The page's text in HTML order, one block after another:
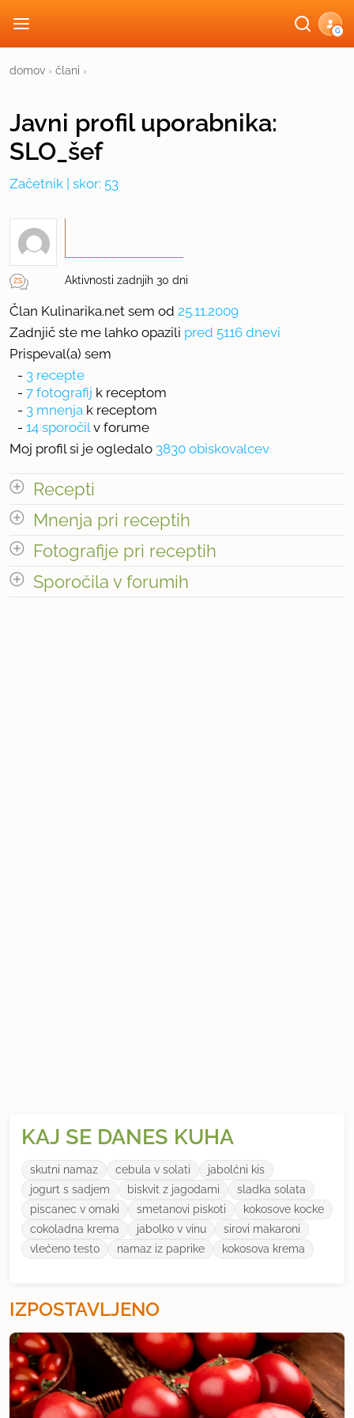
G
domov › člani ›
Javni profiluporabnika:
SLO_šef
Začetnik | skor: 53
Aktivnosti zadnjih 30 dni
Član Kulinarika.net sem od 25.11.2009
Zadnjič ste me lahko opazili pred 5116 dnevi
Prispeval(a) sem
- 3 recepte
- 7 fotografij k receptom
- 3 mnenja k receptom
- 14 sporočil v forume
Moj profil si je ogledalo 3830 obiskovalcev
Recepti
Število receptov: 3
Mnenja pri receptih
odpri vse
Število mnenj pri receptih: 3
Fotografije pri receptih
Sporočila v forumih
KAJ SE DANES KUHA
skutni namaz cebula v solati
jabolćni kis
jogurt s sadjem
biskvit z jagodami
sladka solata
piscanec v omaki
smetanovi piskoti
kokosove kocke
cokoladna krema
jabolko v vinu
sirovi makaroni
vlećeno testo
namaz iz paprike kokosova krema
IZPOSTAVLJENO